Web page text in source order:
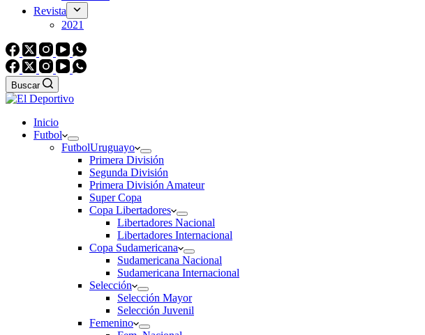
Revista
2021
Buscar
Inicio
Futbol
FutbolUruguayo
Primera División
Segunda División
Primera División Amateur
Super Copa
Copa Libertadores
Libertadores Nacional
Libertadores Internacional
Copa Sudamericana
Sudamericana Nacional
Sudamericana Internacional
Selección
Selección Mayor
Selección Juvenil
Femenino